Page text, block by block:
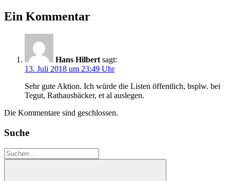
Ein Kommentar
Hans Hilbert sagt:
13. Juli 2018 um 23:49 Uhr
Sehr gute Aktion. Ich würde die Listen öffentlich, bsplw. bei
Tegut, Rathausbäcker, et al auslegen.
Die Kommentare sind geschlossen.
Suche
Suchen
nach: